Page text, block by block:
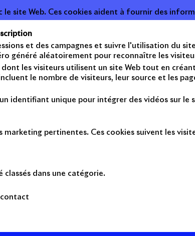
site Web. Ces cookies aident à fournir des
et des campagnes et suivre l'utilisation du
généré aléatoirement pour reconnaître les
les visiteurs utilisent un site Web tout en
le nombre de visiteurs, leur source et les
identifiant unique pour intégrer des vidéos sur le
pertinentes. Ces cookies suivent les
classés dans une catégorie.